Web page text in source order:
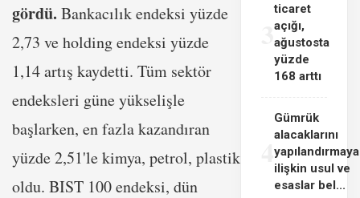
gördü. Bankacılık endeksi yüzde
2,73 ve holding endeksi yüzde
1,14 artış kaydetti. Tüm sektör
endeksleri güne yükselişle
başlarken, en fazla kazandıran
yüzde 2,51'le kimya, petrol, plastik
oldu. BIST 100 endeksi, dün
3
ticaret
açığı,
ağustosta
yüzde
168 arttı
4
Gümrük
alacaklarını
yapılandırmaya
ilişkin usul ve
esaslar bel...